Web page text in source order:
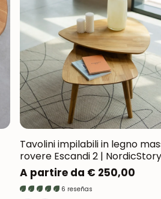
Tavolini impilabili in legno
rovere Escandi 2 | NordicStory
Prezzo
normale
A partire da € 250,00
6 reseñas